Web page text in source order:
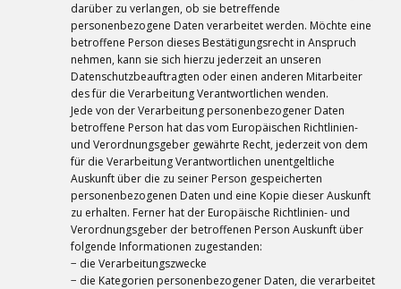
darüber zu verlangen, ob sie betreffende
personenbezogene Daten verarbeitet werden. Möchte eine
betroffene Person dieses Bestätigungsrecht in Anspruch
nehmen, kann sie sich hierzu jederzeit an unseren
Datenschutzbeauftragten oder einen anderen Mitarbeiter
des für die Verarbeitung Verantwortlichen wenden.
Jede von der Verarbeitung personenbezogener Daten
betroffene Person hat das vom Europäischen Richtlinien-
und Verordnungsgeber gewährte Recht, jederzeit von dem
für die Verarbeitung Verantwortlichen unentgeltliche
Auskunft über die zu seiner Person gespeicherten
personenbezogenen Daten und eine Kopie dieser Auskunft
zu erhalten. Ferner hat der Europäische Richtlinien- und
Verordnungsgeber der betroffenen Person Auskunft über
folgende Informationen zugestanden:
− die Verarbeitungszwecke
− die Kategorien personenbezogener Daten, die verarbeitet